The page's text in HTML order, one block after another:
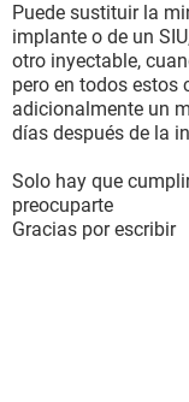
Puede sustituir la
implante o de un
otro inyectable,
pero en todos estos
adicionalmente un
días después de la
Solo hay que
preocuparte
Gracias por escribir